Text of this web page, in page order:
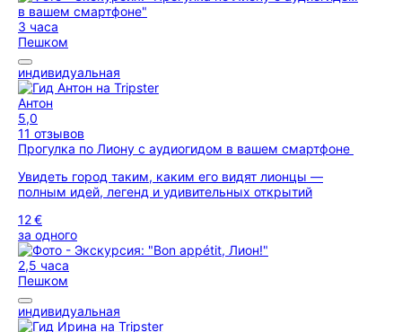
3 часа
Пешком
индивидуальная
Антон
5,0
11 отзывов
Прогулка по Лиону с аудиогидом в вашем смартфоне
Увидеть город таким, каким его видят лионцы —
полным идей, легенд и удивительных открытий
12 €
за одного
2,5 часа
Пешком
индивидуальная